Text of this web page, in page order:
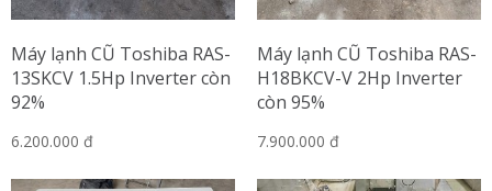
Máy lạnh CŨ Toshiba RAS-
13SKCV 1.5Hp Inverter còn
92%
6.200.000 đ
Máy lạnh CŨ Toshiba RAS-
H18BKCV-V 2Hp Inverter
còn 95%
7.900.000 đ